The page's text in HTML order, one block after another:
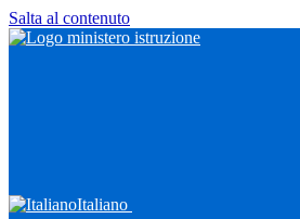
Salta al contenuto
Italiano